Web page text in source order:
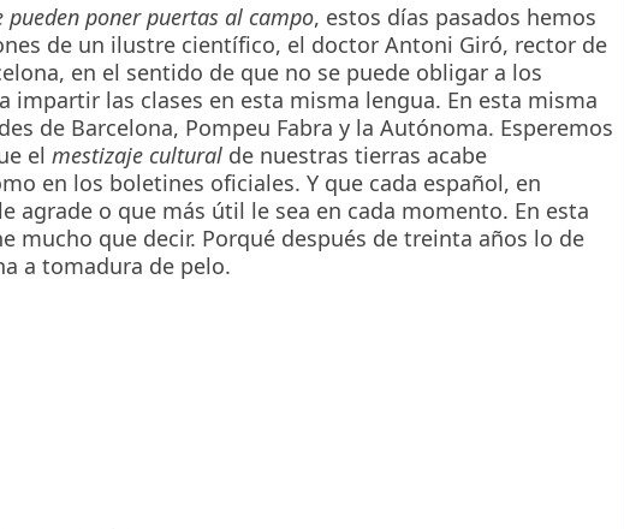
pueden poner puertas al campo, estos días pasados hemos
de un ilustre científico, el doctor Antoni Giró, rector de
en el sentido de que no se puede obligar a los
impartir las clases en esta misma lengua. En esta misma
de Barcelona, Pompeu Fabra y la Autónoma. Esperemos
el mestizaje cultural de nuestras tierras acabe
en los boletines oficiales. Y que cada español, en
agrade o que más útil le sea en cada momento. En esta
mucho que decir. Porqué después de treinta años lo de
a tomadura de pelo.